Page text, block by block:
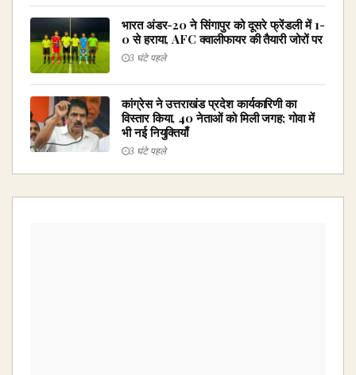
भारत अंडर-20 ने सिंगापुर को दूसरे फ्रेंडली में 1-
0 से हराया, AFC क्वालीफायर की तैयारी जोरों पर
3 घंटे पहले
कांग्रेस ने उत्तराखंड प्रदेश कार्यकारिणी का
विस्तार किया, 40 नेताओं को मिली जगह; गोवा में
भी नई नियुक्तियाँ
3 घंटे पहले